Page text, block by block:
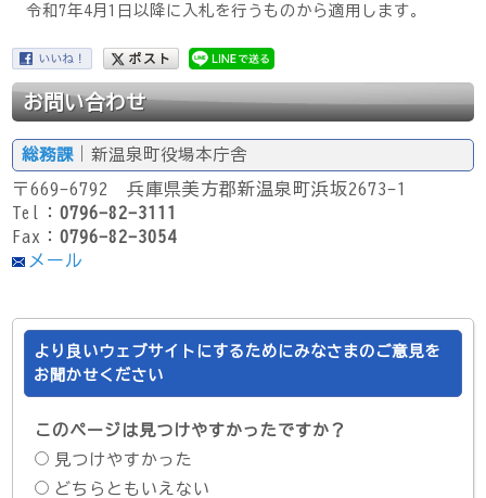
令和7年4月1日以降に入札を行うものから適用します。
お問い合わせ
総務課 ｜新温泉町役場本庁舎
〒669-6792 兵庫県美方郡新温泉町浜坂2673-1
Tel：0796-82-3111
Fax：0796-82-3054
メール
より良いウェブサイトにするためにみなさまのご意見を
お聞かせください
このページは見つけやすかったですか？
見つけやすかった
どちらともいえない